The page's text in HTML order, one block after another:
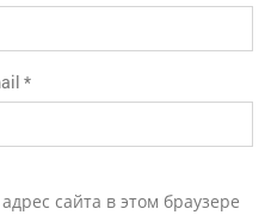
*
сайта в этом браузере